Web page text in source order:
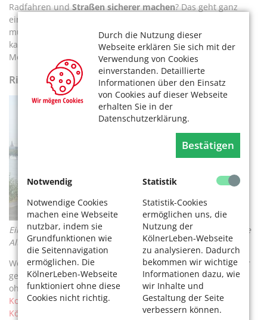
Durch die Nutzung dieser
Webseite erklären Sie sich mit der
Verwendung von Cookies
einverstanden. Detaillierte
Informationen über den Einsatz
von Cookies auf dieser Webseite
erhalten Sie in der
Datenschutzerklärung.
Bestätigen
Notwendig
Notwendige Cookies
machen eine Webseite
nutzbar, indem sie
Grundfunktionen wie
die Seitennavigation
ermöglichen. Die
KölnerLeben-Webseite
funktioniert ohne diese
Cookies nicht richtig.
Statistik
Statistik-Cookies
ermöglichen uns, die
Nutzung der
KölnerLeben-Webseite
zu analysieren. Dadurch
bekommen wir wichtige
Informationen dazu, wie
wir Inhalte und
Gestaltung der Seite
verbessern können.
Radfahren undStraßen sicherer machen? Das geht ganz
einfach: Verbogene, verdreckte oder beschädigte Schilder
müssen erst erfasst werden, bevor man sie auswechseln
kann. Machen Sie mit – mittels der Schilder-Melde-App!.
Mehr dazu finden Sie im BeitragSchlechte Schilder melden.
Rikscha fahren und gefahren werden
Eine Rikschafahrt zum Rhein macht Spaß. Foto: Radeln ohne
Alter Köln e.V.
Wer nicht selbst fahren kann, kann Rikscha fahren. Und wer
gern Rad fährt, kann anderen Menschen Gutes tun: Radeln
ohne Alter e.V. macht das ab sofort möglich. Lesen Sie:
Kostenlose Ausflüge mit der Rikscha für ältere Menschen in
Köln.